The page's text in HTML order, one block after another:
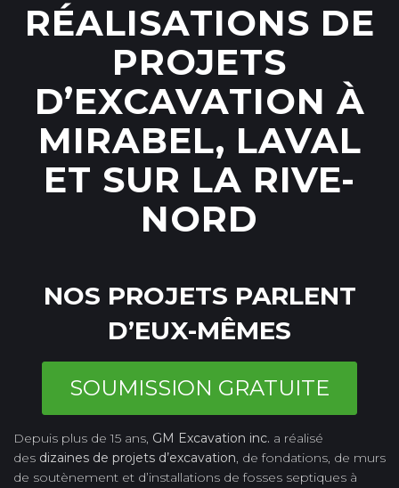
RÉALISATIONS DE
PROJETS
D’EXCAVATION À
MIRABEL, LAVAL
ET SUR LA RIVE-
NORD
NOS PROJETS PARLENT
D’EUX-MÊMES
SOUMISSION GRATUITE
Depuis plus de 15 ans, GM Excavation inc. a réalisé
des dizaines de projets d’excavation, de fondations, de murs
de soutènement et d’installations de fosses septiques à